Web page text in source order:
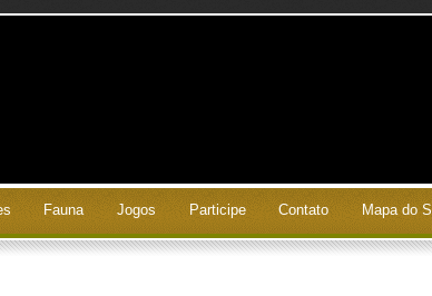
Fauna Jogos Participe Contato Mapa do